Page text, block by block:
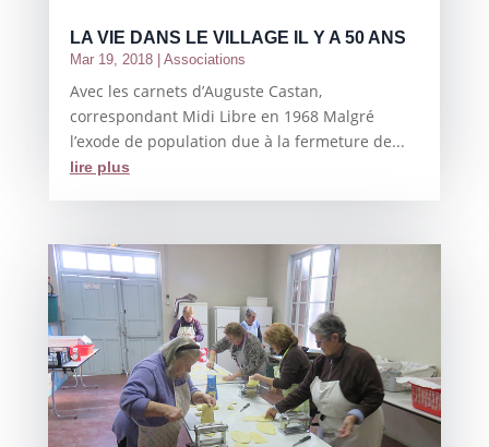
LA VIE DANS LE VILLAGE IL Y A 50 ANS
Mar 19, 2018| Associations
Avec les carnets d’Auguste Castan,
correspondant Midi Libre en 1968 Malgré
l’exode de population due à la fermeture de...
lire plus